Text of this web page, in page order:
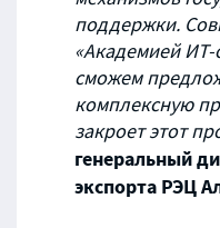
поддержки.
«Академией
сможем
комплексную
закроет этот
генеральный
экспорта РЭЦ